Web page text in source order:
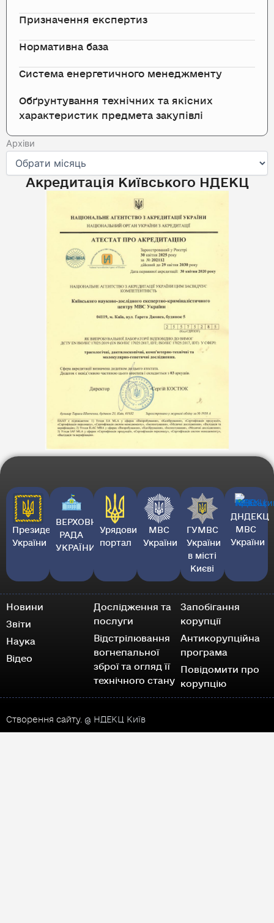
Призначення експертиз
Нормативна база
Система енергетичного менеджменту
Обґрунтування технічних та якісних
характеристик предмета закупівлі
Архіви
Архіви
Акредитація Київського НДЕКЦ
Президент
України
ВЕРХОВНА
РАДА
УКРАЇНИ
Урядовий
портал
МВС
України
ГУМВС
України
в місті
Києві
ДНДЕКЦ
МВС
України
Новини
Звіти
Наука
Відео
Дослідження та
послуги
Відстрілювання
вогнепальної
зброї та огляд її
технічного стану
Запобігання
корупції
Антикорупційна
програма
Повідомити про
корупцію
Створення сайту. @ НДЕКЦ Київ